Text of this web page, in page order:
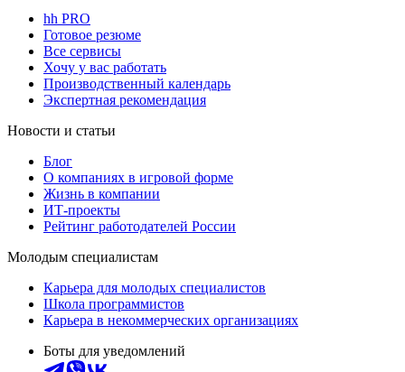
hh PRO
Готовое резюме
Все сервисы
Хочу у вас работать
Производственный календарь
Экспертная рекомендация
Новости и статьи
Блог
О компаниях в игровой форме
Жизнь в компании
ИТ-проекты
Рейтинг работодателей России
Молодым специалистам
Карьера для молодых специалистов
Школа программистов
Карьера в некоммерческих организациях
Боты для уведомлений